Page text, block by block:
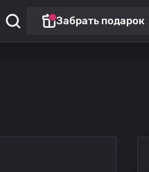
Забрать подарок